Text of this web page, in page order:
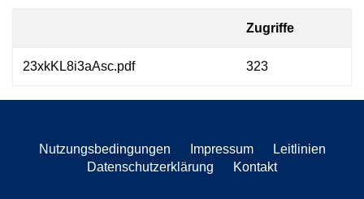
Zugriffe
23xkKL8i3aAsc.pdf 323
Nutzungsbedingungen Impressum
Leitlinien
Datenschutzerklärung
Kontakt